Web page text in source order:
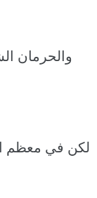
والحرمان
لكن في معظم